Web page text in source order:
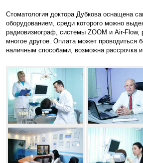
Стоматология доктора Дубкова оснащена
оборудованием, среди которого можно
радиовизиограф, системы ZOOM и Air-Flow,
многое другое. Оплата может проводиться
наличным способами, возможна рассрочка и